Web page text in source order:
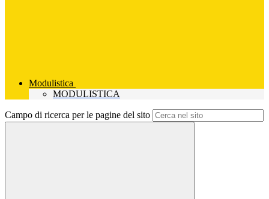
Modulistica
MODULISTICA
Campo di ricerca per le pagine del sito